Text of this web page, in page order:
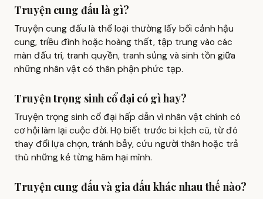
Truyện cung đấu là gì?
Truyện cung đấu là thể loại thường lấy bối cảnh hậu
cung, triều đình hoặc hoàng thất, tập trung vào các
màn đấu trí, tranh quyền, tranh sủng và sinh tồn giữa
những nhân vật có thân phận phức tạp.
Truyện trọng sinh cổ đại có gì hay?
Truyện trọng sinh cổ đại hấp dẫn vì nhân vật chính có
cơ hội làm lại cuộc đời. Họ biết trước bi kịch cũ, từ đó
thay đổi lựa chọn, tránh bẫy, cứu người thân hoặc trả
thù những kẻ từng hãm hại mình.
Truyện cung đấu và gia đấu khác nhau thế nào?